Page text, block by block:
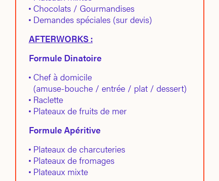
Chocolats / Gourmandises
Demandes spéciales (sur devis)
AFTERWORKS :
Formule Dinatoire
Chef à domicile
(amuse-bouche / entrée / plat / dessert)
Raclette
Plateaux de fruits de mer
Formule Apéritive
Plateaux de charcuteries
Plateaux de fromages
Plateaux mixte